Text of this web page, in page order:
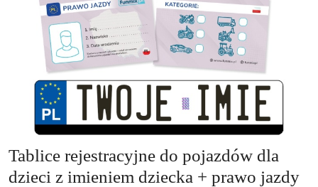
Tablice rejestracyjne do pojazdów dla
dzieci z imieniem dziecka + prawo jazdy